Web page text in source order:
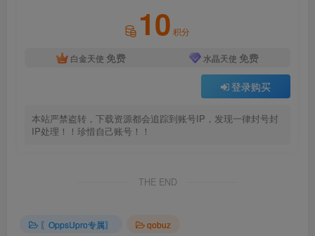
10 积分
白金天使 免费 水晶天使 免费
登录购买
本站严禁盗转，下载资源都会追踪到账号IP，发现一律封号封
IP处理！！珍惜自己账号！！
THE END
〖OppsUpro专属〗 qobuz